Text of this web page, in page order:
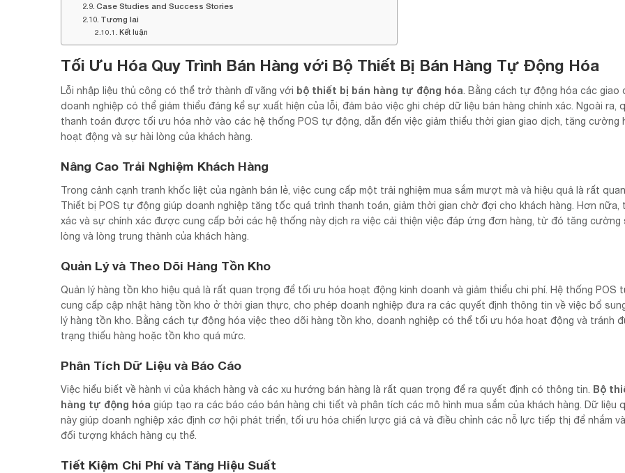
Case Studies and Success Stories
Tương lai
Kết luận
Tối Ưu Hóa Quy Trình Bán Hàng với Bộ Thiết Bị Bán Hàng Tự Động Hóa
Lỗi nhập liệu thủ công có thể trở thành dĩ vãng với bộ thiết bị bán hàng tự động hóa . Bằng cách tự động hóa các giao
doanh nghiệp có thể giảm thiểu đáng kể sự xuất hiện của lỗi, đảm bảo việc ghi chép dữ liệu bán hàng chính xác. Ngoài ra,
thanh toán được tối ưu hóa nhờ vào các hệ thống POS tự động, dẫn đến việc giảm thiểu thời gian giao dịch, tăng cường
hoạt động và sự hài lòng của khách hàng.
Nâng Cao Trải Nghiệm Khách Hàng
Trong cảnh cạnh tranh khốc liệt của ngành bán lẻ, việc cung cấp một trải nghiệm mua sắm mượt mà và hiệu quả là rất
Thiết bị POS tự động giúp doanh nghiệp tăng tốc quá trình thanh toán, giảm thời gian chờ đợi cho khách hàng. Hơn nữa,
xác và sự chính xác được cung cấp bởi các hệ thống này dịch ra việc cải thiện việc đáp ứng đơn hàng, từ đó tăng cường
lòng và lòng trung thành của khách hàng.
Quản Lý và Theo Dõi Hàng Tồn Kho
Quản lý hàng tồn kho hiệu quả là rất quan trọng để tối ưu hóa hoạt động kinh doanh và giảm thiểu chi phí. Hệ thống POS
cung cấp cập nhật hàng tồn kho ở thời gian thực, cho phép doanh nghiệp đưa ra các quyết định thông tin về việc bổ
lý hàng tồn kho. Bằng cách tự động hóa việc theo dõi hàng tồn kho, doanh nghiệp có thể tối ưu hóa hoạt động và tránh
trạng thiếu hàng hoặc tồn kho quá mức.
Phân Tích Dữ Liệu và Báo Cáo
Việc hiểu biết về hành vi của khách hàng và các xu hướng bán hàng là rất quan trọng để ra quyết định có thông tin. Bộ
hàng tự động hóa giúp tạo ra các báo cáo bán hàng chi tiết và phân tích các mô hình mua sắm của khách hàng. Dữ liệu
này giúp doanh nghiệp xác định cơ hội phát triển, tối ưu hóa chiến lược giá cả và điều chỉnh các nỗ lực tiếp thị để nhắm
đối tượng khách hàng cụ thể.
Tiết Kiệm Chi Phí và Tăng Hiệu Suất